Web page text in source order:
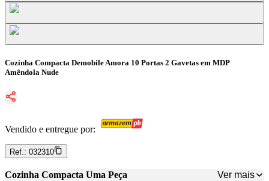
Cozinha Compacta Demobile Amora 10 Portas 2 Gavetas em MDP
Amêndola Nude
Vendido e entregue por:
Ref.: 032310
Cozinha Compacta Uma Peça
Ver mais